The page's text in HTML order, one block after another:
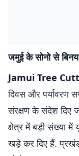
जमुई के सोनो से बिनय
Jamui Tree
दिवस और पर्यावरण
संरक्षण के संदेश दिए
क्षेत्र में बड़ी संख्या
खड़े कर दिए हैं.